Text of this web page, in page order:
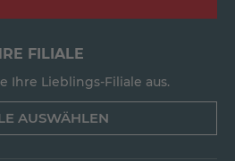
FILIALE
Ihre Lieblings-Filiale aus.
AUSWÄHLEN